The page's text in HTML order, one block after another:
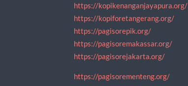
https://kopikenanganjayapura.org/
https://kopiforetangerang.org/
https://pagisorepik.org/
https://pagisoremakassar.org/
https://pagisorejakarta.org/
https://pagisorementeng.org/